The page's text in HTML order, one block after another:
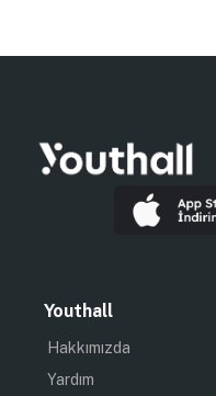
Youthall
Hakkımızda
Yardım